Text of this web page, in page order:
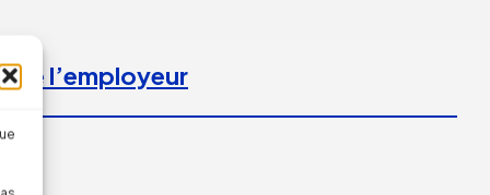
de l’employeur